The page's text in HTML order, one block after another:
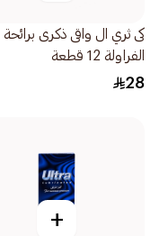
كى ثري ال واقى ذكرى برائحة
الفراولة 12 قطعة
28
+